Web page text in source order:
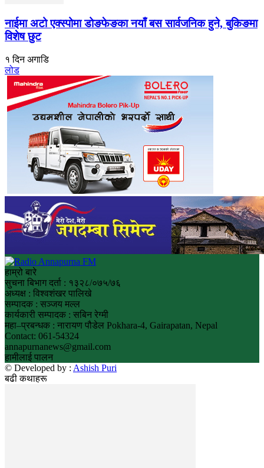
नाईमा अटो एक्स्पोमा डोङफेङका नयाँ बस सार्वजनिक हुने, बुकिङमा
विशेष छुट
१ दिन अगाडि
लोड
हाम्रो बारे
सुचना बिभाग दर्ता : १३२८/०७५/७६
अध्यक्ष : विश्वशंखर पालिखे
सम्पादक : सञ्जय मल्ल
कार्यकारी सम्पादक : सबिन रेग्मी
महा–प्रबन्धक : नारायण पौडेल Pokhara-4, Gairapatan, Nepal
Contact: 061-54324
annapurnanews@gmail.com
हामीलाई पालन
© Developed by : Ashish Puri
बढी कथाहरू